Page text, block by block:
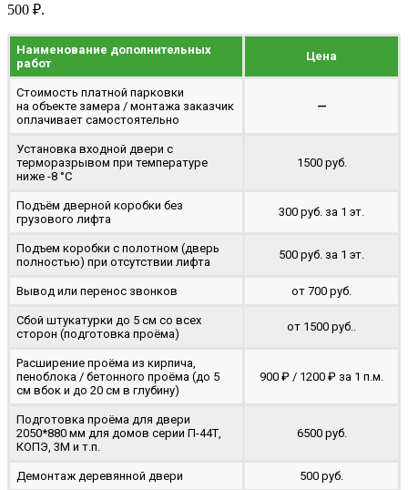
500 ₽.
Наименование дополнительных
работ
Цена
Стоимость платной парковки
на объекте замера / монтажа заказчик
оплачивает самостоятельно
—
Установка входной двери с
терморазрывом при температуре
ниже -8 °C
1500 руб.
Подъём дверной коробки без
грузового лифта
300 руб. за 1 эт.
Подъем коробки с полотном (дверь
полностью) при отсутствии лифта
500 руб. за 1 эт.
Вывод или перенос звонков от 700 руб.
Сбой штукатурки до 5 см со всех
сторон (подготовка проёма)
от 1500 руб..
Расширение проёма из кирпича,
пеноблока / бетонного проёма (до 5
cм вбок и до 20 см в глубину)
900 ₽ / 1200 ₽ за 1 п.м.
Подготовка проёма для двери
2050*880 мм для домов серии П-44Т,
КОПЭ, 3М и т.п.
6500 руб.
Демонтаж деревянной двери 500 руб.